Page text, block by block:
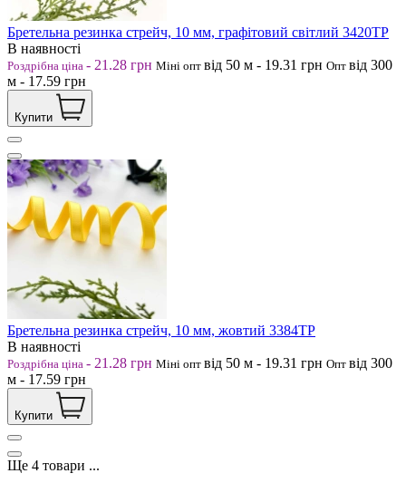
Бретельна резинка стрейч, 10 мм, графітовий світлий 3420ТР
В наявності
Роздрібна ціна - 21.28 грн Міні опт від 50 м - 19.31 грн Опт від 300
м - 17.59 грн
Купити
Бретельна резинка стрейч, 10 мм, жовтий 3384ТР
В наявності
Роздрібна ціна - 21.28 грн Міні опт від 50 м - 19.31 грн Опт від 300
м - 17.59 грн
Купити
Ще 4 товари ...